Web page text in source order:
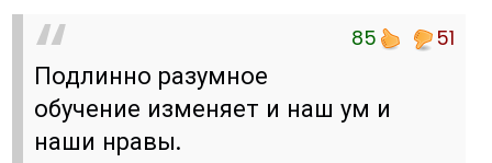
85 51
Подлинно разумное
обучение изменяет и наш ум и
наши нравы.